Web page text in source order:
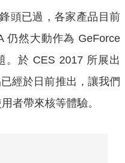
頭已過，各家產品目前
仍然大動作為 GeForce
。於 CES 2017 所展出
經於日前推出，讓我們
者帶來核等體驗。